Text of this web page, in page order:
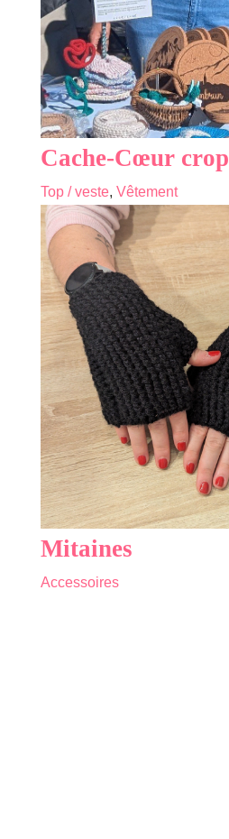
Cache-Cœur crop
Top / veste, Vêtement
Mitaines
Accessoires